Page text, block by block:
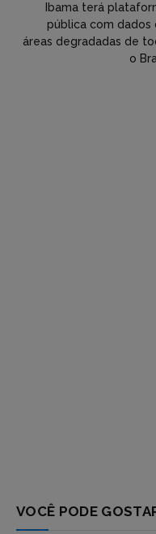
Ibama terá
pública com dados
áreas degradadas de
o
VOCÊ PODE